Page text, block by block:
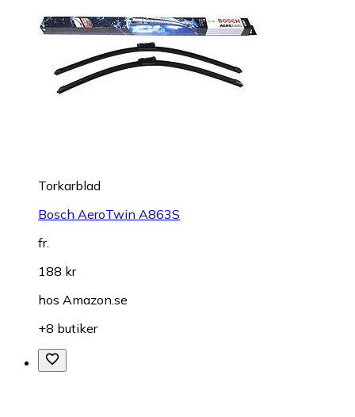
Torkarblad
Bosch AeroTwin A863S
fr.
188 kr
hos Amazon.se
+8 butiker